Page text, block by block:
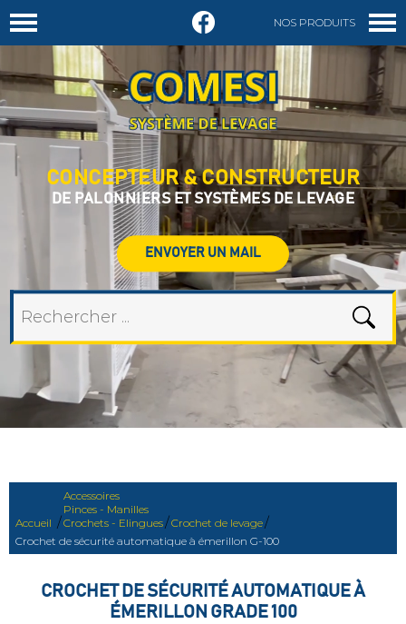
NOS PRODUITS
DEMANDER UN DEVIS
CONCEPTEUR & CONSTRUCTEUR
DE PALONNIERS ET SYSTÈMES DE LEVAGE
ENVOYER UN MAIL
Accueil /
Accessoires
Pinces - Manilles
Crochets - Elingues/Crochet de levage/
Crochet de sécurité automatique à émerillon G-100
CROCHET DE SÉCURITÉ AUTOMATIQUE À
ÉMERILLON GRADE 100